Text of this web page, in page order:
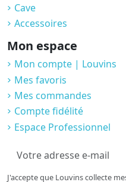
Cave
Accessoires
Mon espace
Mon compte | Louvins
Mes favoris
Mes commandes
Compte fidélité
Espace Professionnel
J'accepte que Louvins collecte